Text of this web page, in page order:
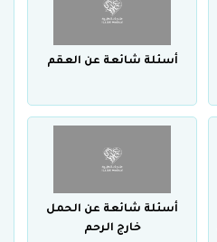
أسئلة شائعة عن العقم
أسئلة شائعة عن الحمل
خارج الرحم